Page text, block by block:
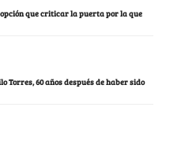
que criticar la puerta por la que
Torres, 60 años después de haber sido